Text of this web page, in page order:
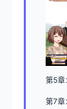
第5
第7